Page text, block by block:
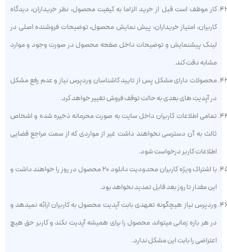
کار موظف است قبل از خرید الزاما به کیفیت محصول، نظر خریداران، دیدگاه
کاربران، امتیاز خریداران، پیش نمایش محصول، توضیحات فروشنده اصلی در
لینک پیشنمایش و توضیحات داخل صفحه محصول در صورت وجود و موارد
مشابه دقت کند.
محصولات دارای مشکل پس از تایید کاشناسان وردپرس نیاز و عدم رفع مشکل
در آپدیت های بعدی به حالت توقف فروش تغییر خواهد کرد.
تمامی اطلاعات کاربران داخل سایت به صورت محرمانه ذخیره شده و اشخاص
ثالث به آن دسترسی نخواهند داشت غیر از مواردی که از سمت مراجع قضایی
اطلاعات کاربر درخواست شود.
با اشتراک ویژه کاربران محدودیت دانلود ۲۰ محصول در روز را خواهند داشت و
این مقدار تا روز بعد قابل تمدید نخواهد بود.
وردپرس نیاز هیچگونه تعهدی بابت آپدیت محصول به کاربران ارائه نمیدهد و
در هر بازه زمانی میتواند محصول را برای همیشه آپدیت نکند و کاربر حق هیچ
اعتراضی را بابت این مشکل ندارد.